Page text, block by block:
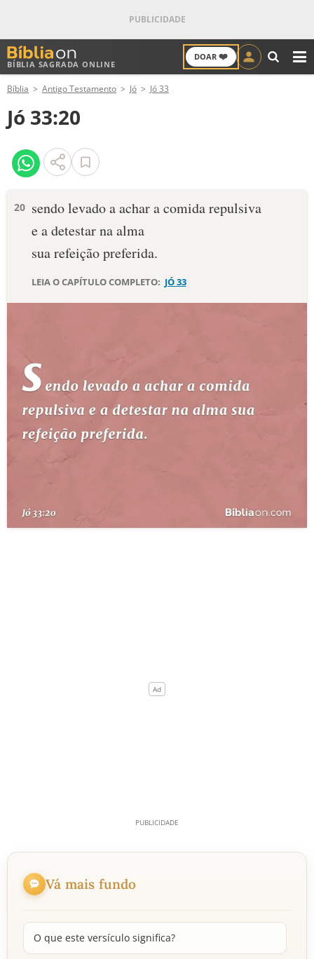
BÍBLIA SAGRADA ONLINE
DOAR ❤️
ANTIGO TESTAMENTO
NOVO TESTAMENTO
VERSÍCULOS
PALAVRA DO DIA
DEVOCIONAL DIÁRIO
ESTUDOS BÍBLICOS
ESBOÇOS DE PREGAÇÃO
TEMAS
TERMO BÍBLICO
Bíblia Antigo Testamento Jó Jó 33
Jó 33:20
20 sendo levado a achar a comida repulsiva
e a detestar na alma
sua refeição preferida.
LEIA O CAPÍTULO COMPLETO: JÓ 33
Vá mais fundo
O que este versículo significa?